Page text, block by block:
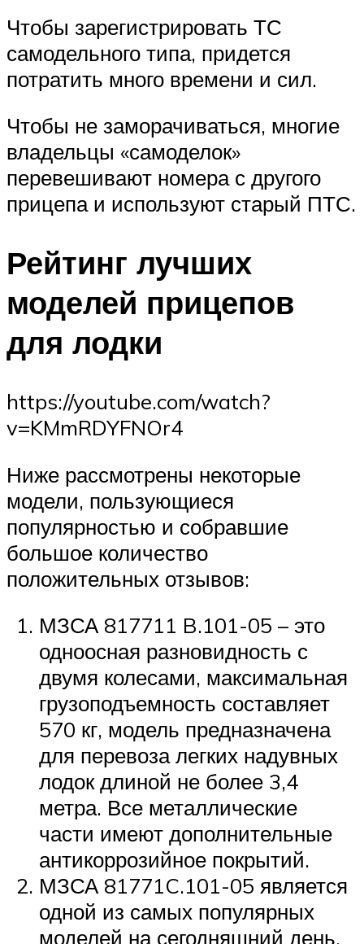
Чтобы зарегистрировать ТС
самодельного типа, придется
потратить много времени и сил.
Чтобы не заморачиваться, многие
владельцы «самоделок»
перевешивают номера с другого
прицепа и используют старый ПТС.
Рейтинг лучших
моделей прицепов
для лодки
https://youtube.com/watch?
v=KMmRDYFNOr4
Ниже рассмотрены некоторые
модели, пользующиеся
популярностью и собравшие
большое количество
положительных отзывов:
МЗСА 817711 B.101-05 – это
одноосная разновидность с
двумя колесами, максимальная
грузоподъемность составляет
570 кг, модель предназначена
для перевоза легких надувных
лодок длиной не более 3,4
метра. Все металлические
части имеют дополнительные
антикоррозийное покрытий.
МЗСА 81771C.101-05 является
одной из самых популярных
моделей на сегодняшний день,